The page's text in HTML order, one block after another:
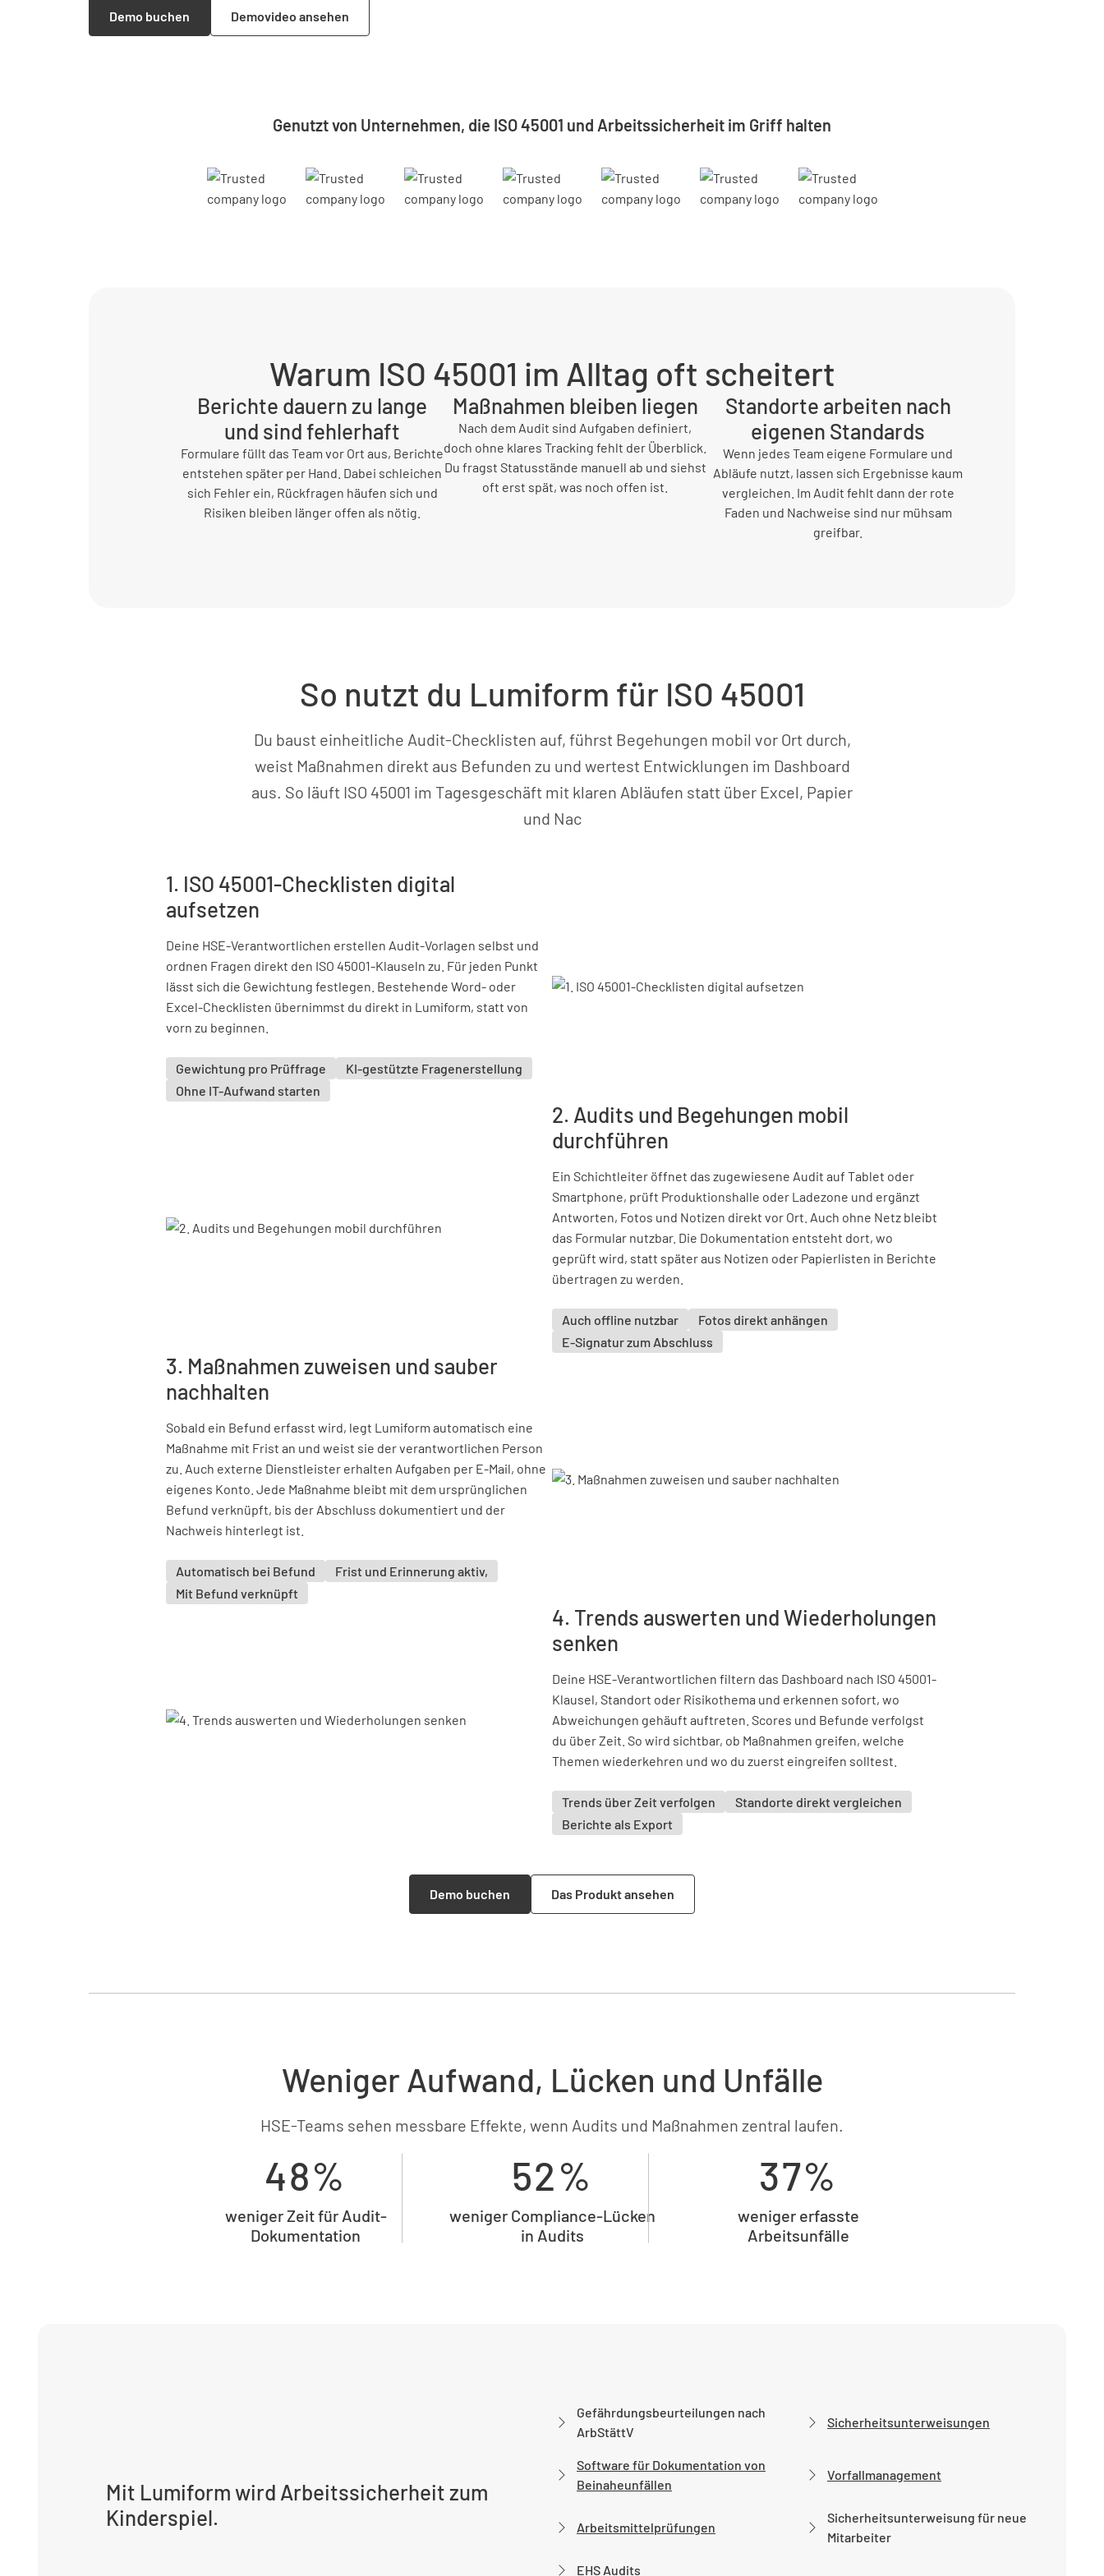
Demo buchen Demovideo ansehen
Genutzt von Unternehmen, die ISO 45001 und Arbeitssicherheit im Griff halten
Warum ISO 45001 im Alltag oft scheitert
Berichte dauern zu lange
und sind fehlerhaft
Formulare füllt das Team vor Ort aus, Berichte
entstehen später per Hand. Dabei schleichen
sich Fehler ein, Rückfragen häufen sich und
Risiken bleiben länger offen als nötig.
Maßnahmen bleiben liegen
Nach dem Audit sind Aufgaben definiert,
doch ohne klares Tracking fehlt der Überblick.
Du fragst Statusstände manuell ab und siehst
oft erst spät, was noch offen ist.
Standorte arbeiten nach
eigenen Standards
Wenn jedes Team eigene Formulare und
Abläufe nutzt, lassen sich Ergebnisse kaum
vergleichen. Im Audit fehlt dann der rote
Faden und Nachweise sind nur mühsam
greifbar.
So nutzt du Lumiform für ISO 45001
Du baust einheitliche Audit-Checklisten auf, führst Begehungen mobil vor Ort durch,
weist Maßnahmen direkt aus Befunden zu und wertest Entwicklungen im Dashboard
aus. So läuft ISO 45001 im Tagesgeschäft mit klaren Abläufen statt über Excel, Papier
und Nac
1. ISO 45001-Checklisten digital
aufsetzen
Deine HSE-Verantwortlichen erstellen Audit-Vorlagen selbst und
ordnen Fragen direkt den ISO 45001-Klauseln zu. Für jeden Punkt
lässt sich die Gewichtung festlegen. Bestehende Word- oder
Excel-Checklisten übernimmst du direkt in Lumiform, statt von
vorn zu beginnen.
Gewichtung pro Prüffrage
KI-gestützte Fragenerstellung
Ohne IT-Aufwand starten
2. Audits und Begehungen mobil
durchführen
Ein Schichtleiter öffnet das zugewiesene Audit auf Tablet oder
Smartphone, prüft Produktionshalle oder Ladezone und ergänzt
Antworten, Fotos und Notizen direkt vor Ort. Auch ohne Netz bleibt
das Formular nutzbar. Die Dokumentation entsteht dort, wo
geprüft wird, statt später aus Notizen oder Papierlisten in Berichte
übertragen zu werden.
Auch offline nutzbar
Fotos direkt anhängen
E-Signatur zum Abschluss
3. Maßnahmen zuweisen und sauber
nachhalten
Sobald ein Befund erfasst wird, legt Lumiform automatisch eine
Maßnahme mit Frist an und weist sie der verantwortlichen Person
zu. Auch externe Dienstleister erhalten Aufgaben per E-Mail, ohne
eigenes Konto. Jede Maßnahme bleibt mit dem ursprünglichen
Befund verknüpft, bis der Abschluss dokumentiert und der
Nachweis hinterlegt ist.
Automatisch bei Befund
Frist und Erinnerung aktiv,
Mit Befund verknüpft
4. Trends auswerten und Wiederholungen
senken
Deine HSE-Verantwortlichen filtern das Dashboard nach ISO 45001-
Klausel, Standort oder Risikothema und erkennen sofort, wo
Abweichungen gehäuft auftreten. Scores und Befunde verfolgst
du über Zeit. So wird sichtbar, ob Maßnahmen greifen, welche
Themen wiederkehren und wo du zuerst eingreifen solltest.
Trends über Zeit verfolgen
Standorte direkt vergleichen
Berichte als Export
Demo buchen Das Produkt ansehen
Weniger Aufwand, Lücken und Unfälle
HSE-Teams sehen messbare Effekte, wenn Audits und Maßnahmen zentral laufen.
48%
weniger Zeit für Audit-
Dokumentation
52%
weniger Compliance-Lücken
in Audits
37%
weniger erfasste
Arbeitsunfälle
Mit Lumiform wird Arbeitssicherheit zum
Kinderspiel.
Gefährdungsbeurteilungen nach
ArbStättV
Sicherheitsunterweisungen
Software für Dokumentation von
Beinaheunfällen
Vorfallmanagement
Arbeitsmittelprüfungen
Sicherheitsunterweisung für neue
Mitarbeiter
EHS Audits